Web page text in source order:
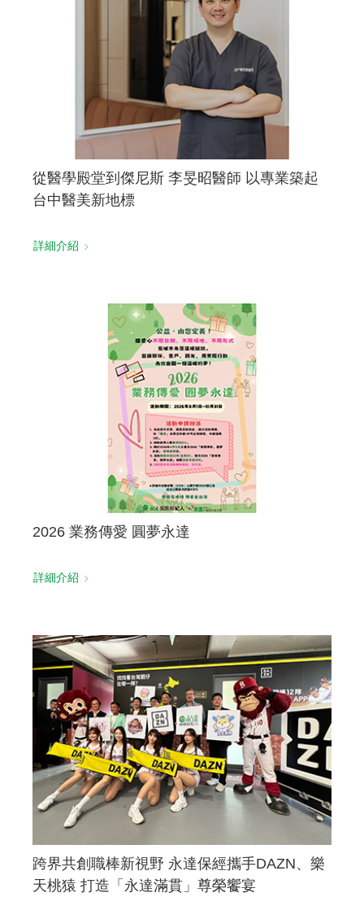
從醫學殿堂到傑尼斯 李旻昭醫師 以專業築起
台中醫美新地標
詳細介紹
2026 業務傳愛 圓夢永達
詳細介紹
跨界共創職棒新視野 永達保經攜手DAZN、樂
天桃猿 打造「永達滿貫」尊榮饗宴